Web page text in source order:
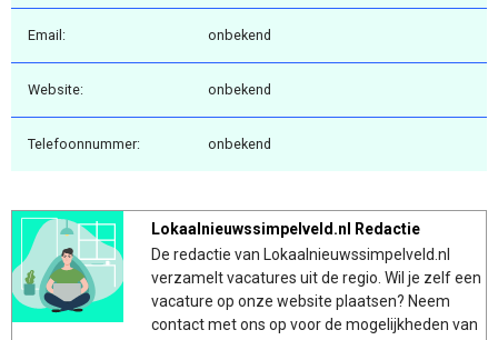
Email: onbekend
Website: onbekend
Telefoonnummer: onbekend
Lokaalnieuwssimpelveld.nl Redactie
De redactie van Lokaalnieuwssimpelveld.nl
verzamelt vacatures uit de regio. Wil je zelf een
vacature op onze website plaatsen? Neem
contact met ons op voor de mogelijkheden van